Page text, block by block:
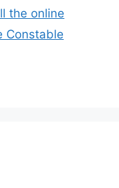
the online
Constable